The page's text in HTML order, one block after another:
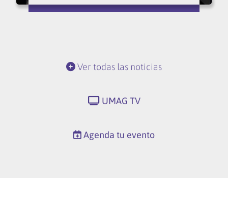
Ver todas las noticias
UMAG TV
Agenda tu evento